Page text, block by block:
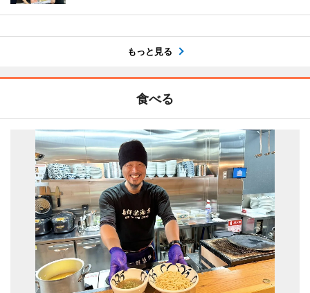
もっと見る
食べる